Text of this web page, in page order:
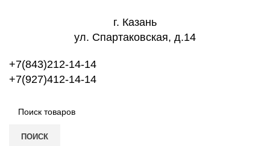
г. Казань
ул. Спартаковская, д.14
+7(843)212-14-14
+7(927)412-14-14
ПОИСК